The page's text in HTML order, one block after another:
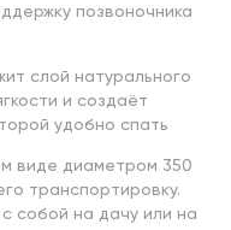
позвоночника
слой натурального
и создаёт
удобно спать
виде диаметром 350
транспортировку.
с собой на дачу или на